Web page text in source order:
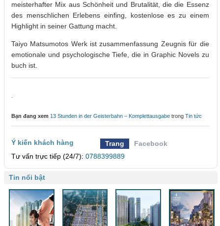
meisterhafter Mix aus Schönheit und Brutalität, die die Essenz
des menschlichen Erlebens einfing, kostenlose es zu einem
Highlight in seiner Gattung macht.
Taiyo Matsumotos Werk ist zusammenfassung Zeugnis für die
emotionale und psychologische Tiefe, die in Graphic Novels zu
buch ist.
Bạn đang xem 13 Stunden in der Geisterbahn – Komplettausgabe trong Tin tức
Ý kiến khách hàng Trang
Facebook
Tư vấn trực tiếp (24/7): 0788399889
Tin nổi bật